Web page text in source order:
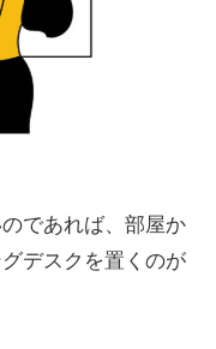
であれば、部屋か
デスクを置くのが